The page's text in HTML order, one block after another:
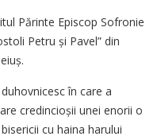
Părinte Episcop Sofronie
Petru și Pavel” din
în care a
credincioșii unei enorii o
cu haina harului